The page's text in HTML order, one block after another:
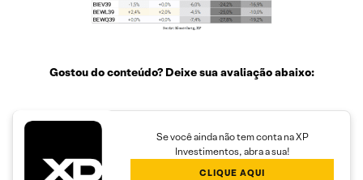
Gostou do conteúdo? Deixe sua avaliação abaixo:
Se você ainda não tem conta na XP
Investimentos, abra a sua!
CLIQUE AQUI